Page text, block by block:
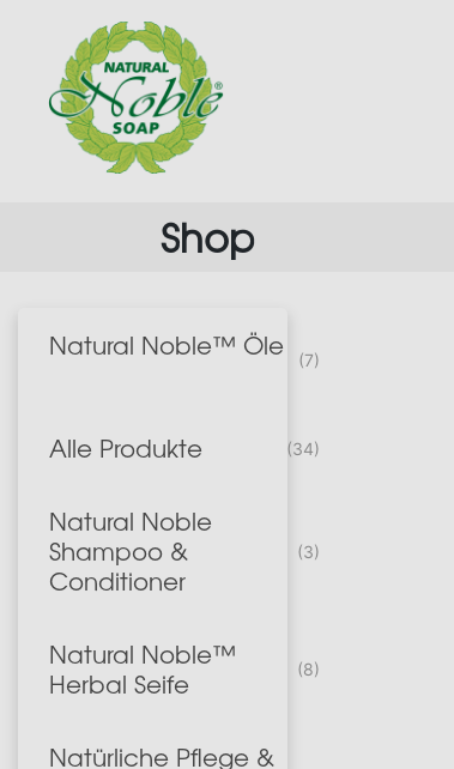
Shop
Natural Noble™ Öle (7)
Alle Produkte (34)
Natural Noble
Shampoo &
Conditioner
(3)
Natural Noble™
Herbal Seife
(8)
Natürliche Pflege &